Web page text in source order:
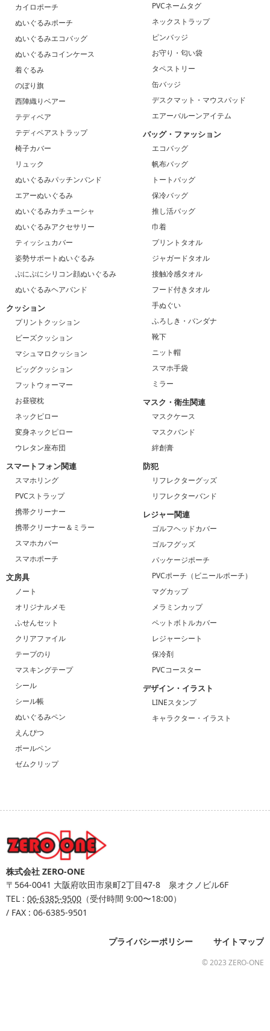
カイロポーチ
ぬいぐるみポーチ
ぬいぐるみエコバッグ
ぬいぐるみコインケース
着ぐるみ
のぼり旗
西陣織りベアー
テディベア
テディベアストラップ
椅子カバー
リュック
ぬいぐるみパッチンバンド
エアーぬいぐるみ
ぬいぐるみカチューシャ
ぬいぐるみアクセサリー
ティッシュカバー
姿勢サポートぬいぐるみ
ぷにぷにシリコン顔ぬいぐるみ
ぬいぐるみヘアバンド
クッション
プリントクッション
ビーズクッション
マシュマロクッション
ビッグクッション
フットウォーマー
お昼寝枕
ネックピロー
変身ネックピロー
ウレタン座布団
スマートフォン関連
スマホリング
PVCストラップ
携帯クリーナー
携帯クリーナー＆ミラー
スマホカバー
スマホポーチ
文房具
ノート
オリジナルメモ
ふせんセット
クリアファイル
テープのり
マスキングテープ
シール
シール帳
ぬいぐるみペン
えんぴつ
ボールペン
ゼムクリップ
PVCネームタグ
ネックストラップ
ピンバッジ
お守り・匂い袋
タペストリー
缶バッジ
デスクマット・マウスパッド
エアーバルーンアイテム
バッグ・ファッション
エコバッグ
帆布バッグ
トートバッグ
保冷バッグ
推し活バッグ
巾着
プリントタオル
ジャガードタオル
接触冷感タオル
フード付きタオル
手ぬぐい
ふろしき・バンダナ
靴下
ニット帽
スマホ手袋
ミラー
マスク・衛生関連
マスクケース
マスクバンド
絆創膏
防犯
リフレクターグッズ
リフレクターバンド
レジャー関連
ゴルフヘッドカバー
ゴルフグッズ
パッケージポーチ
PVCポーチ（ビニールポーチ）
マグカップ
メラミンカップ
ペットボトルカバー
レジャーシート
保冷剤
PVCコースター
デザイン・イラスト
LINEスタンプ
キャラクター・イラスト
株式会社 ZERO-ONE
〒564-0041 大阪府吹田市泉町2丁目47-8 泉オクノビル6F
TEL : 06-6385-9500 （受付時間 9:00〜18:00）
/ FAX : 06-6385-9501
プライバシーポリシー サイトマップ
© 2023 ZERO-ONE